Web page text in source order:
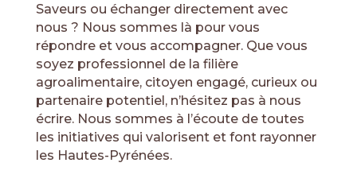
Saveurs ou échanger directement avec
nous ? Nous sommes là pour vous
répondre et vous accompagner. Que vous
soyez professionnel de la filière
agroalimentaire, citoyen engagé, curieux ou
partenaire potentiel, n’hésitez pas à nous
écrire. Nous sommes à l’écoute de toutes
les initiatives qui valorisent et font rayonner
les Hautes-Pyrénées.